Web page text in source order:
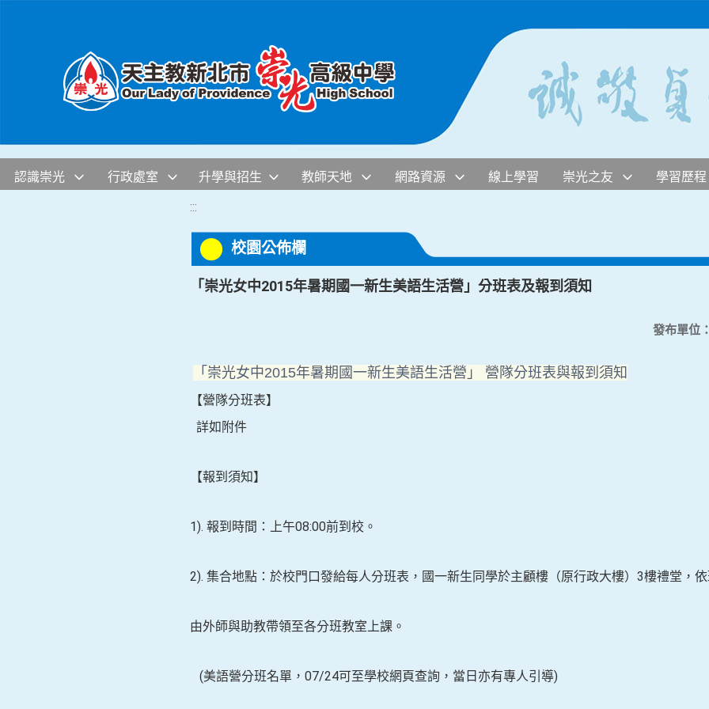
認識崇光 行政處室 升學與招生 教師天地 網路資源 線上學習 崇光之友 學習歷程
:::
校園公佈欄
「崇光女中2015年暑期國一新生美語生活營」分班表及報到須知
發布單位：
「崇光女中2015年暑期國一新生美語生活營」 營隊分班表與報到須知
【營隊分班表】
詳如附件
【報到須知】
1). 報到時間：上午08:00前到校。
2). 集合地點：於校門口發給每人分班表，國一新生同學於主顧樓（原行政大樓） 3樓禮堂，
由外師與助教帶領至各分班教室上課。
(美語營分班名單， 07/24可至學校網頁查詢，當日亦有專人引導)